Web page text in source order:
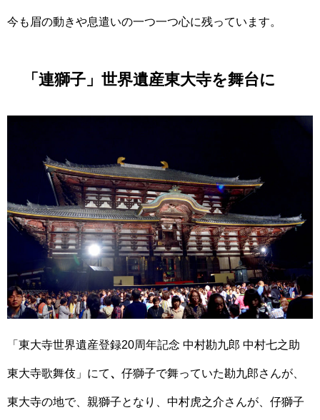
今も眉の動きや息遣いの一つ一つ心に残っています。
「連獅子」世界遺産東大寺を舞台に
「東大寺世界遺産登録20周年記念 中村勘九郎 中村七之助
東大寺歌舞伎」にて 仔獅子で舞っていた勘九郎さんが、
東大寺の地で、親獅子となり、中村虎之介さんが、仔獅子